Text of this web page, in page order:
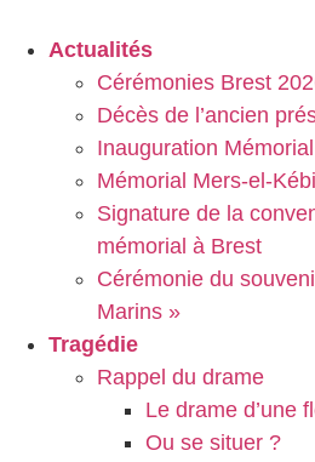
Actualités
Cérémonies Brest
Décès de l’ancien
Inauguration
Mémorial Mers-el-
Signature de la
mémorial à Brest
Cérémonie du
Marins »
Tragédie
Rappel du drame
Le drame d’une
Ou se situer ?